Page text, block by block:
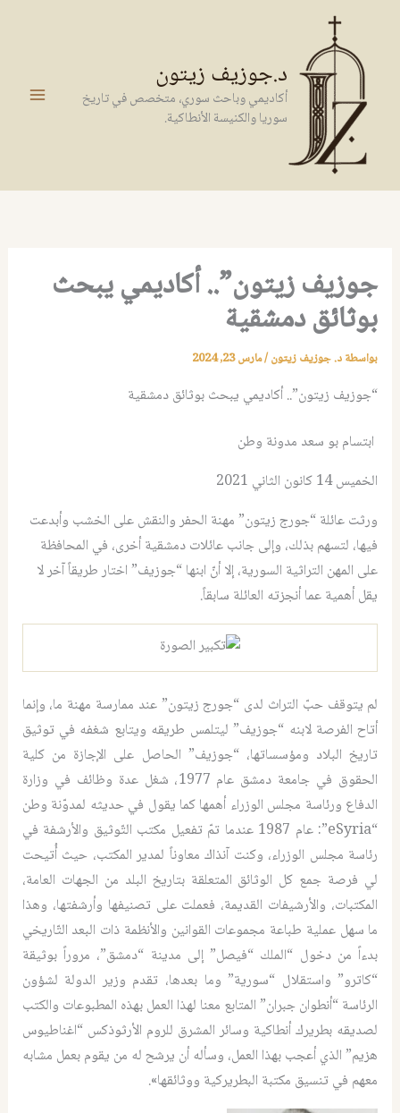
المحتوى
د.جوزيف زيتون
أكاديمي وباحث سوري، متخصص في تاريخ
سوريا والكنيسة الأنطاكية.
جوزيف زيتون”.. أكاديمي يبحث
بوثائق دمشقية
بواسطةد. جوزيف زيتون/مارس 23, 2024
“جوزيف زيتون”.. أكاديمي يبحث بوثائق دمشقية
ابتسام بو سعد مدونة وطن
الخميس 14 كانون الثاني 2021
ورثت عائلة “جورج زيتون” مهنة الحفر والنقش على الخشب وأبدعت
فيها، لتسهم بذلك، وإلى جانب عائلات دمشقية أخرى، في المحافظة
على المهن التراثية السورية، إلا أنّ ابنها “جوزيف” اختار طريقاً آخر لا
يقل أهمية عما أنجزته العائلة سابقاً.
لم يتوقف حبّ التراث لدى “جورج زيتون” عند ممارسة مهنة ما، وإنما
أتاح الفرصة لابنه “جوزيف” ليتلمس طريقه ويتابع شغفه في توثيق
تاريخ البلاد ومؤسساتها، “جوزيف” الحاصل على الإجازة من كلية
الحقوق في جامعة دمشق عام 1977، شغل عدة وظائف في وزارة
الدفاع ورئاسة مجلس الوزراء أهمها كما يقول في حديثه لمدوّنة وطن
“eSyria”: عام 1987 عندما تمّ تفعيل مكتب التّوثيق والأرشفة في
رئاسة مجلس الوزراء، وكنت آنذاك معاوناً لمدير المكتب، حيث أُتيحت
لي فرصة جمع كل الوثائق المتعلقة بتاريخ البلد من الجهات العامة،
المكتبات، والأرشيفات القديمة، فعملت على تصنيفها وأرشفتها، وهذا
ما سهل عملية طباعة مجموعات القوانين والأنظمة ذات البعد التّاريخي
بدءاً من دخول “الملك “فيصل” إلى مدينة “دمشق”، مروراً بوثيقة
“كاترو” واستقلال “سورية” وما بعدها، تقدم وزير الدولة لشؤون
الرئاسة “أنطوان جبران” المتابع معنا لهذا العمل بهذه المطبوعات والكتب
لصديقه بطريرك أنطاكية وسائر المشرق للروم الأرثوذكس “اغناطيوس
هزيم” الذي أعجب بهذا العمل، وسأله أن يرشح له من يقوم بعمل مشابه
معهم في تنسيق مكتبة البطريركية ووثائقها».